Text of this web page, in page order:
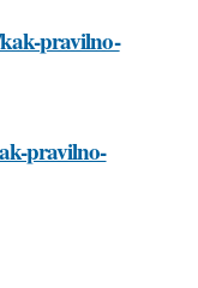
pravilno-
pravilno-